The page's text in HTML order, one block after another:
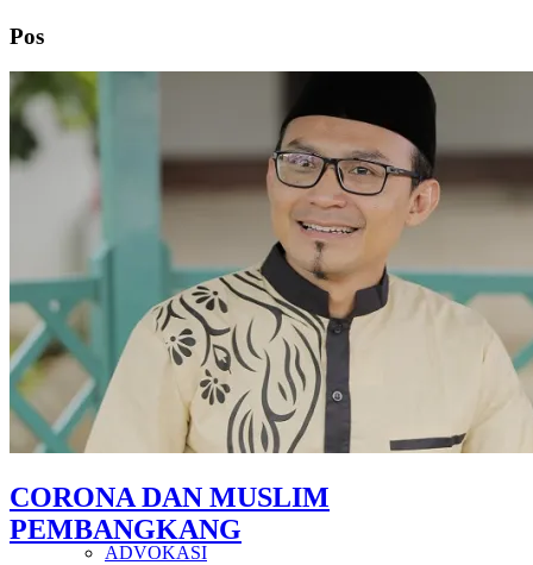
TENTANG
PENELITIAN
PENDIDIKAN KRITIS
ADVOKASI
Pos
CORONA DAN MUSLIM
PEMBANGKANG